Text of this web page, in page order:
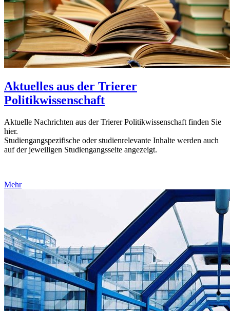
Aktuelles aus der Trierer
Politikwissenschaft
Aktuelle Nachrichten aus der Trierer Politikwissenschaft finden Sie
hier.
Studiengangspezifische oder studienrelevante Inhalte werden auch
auf der jeweiligen Studiengangsseite angezeigt.
Mehr